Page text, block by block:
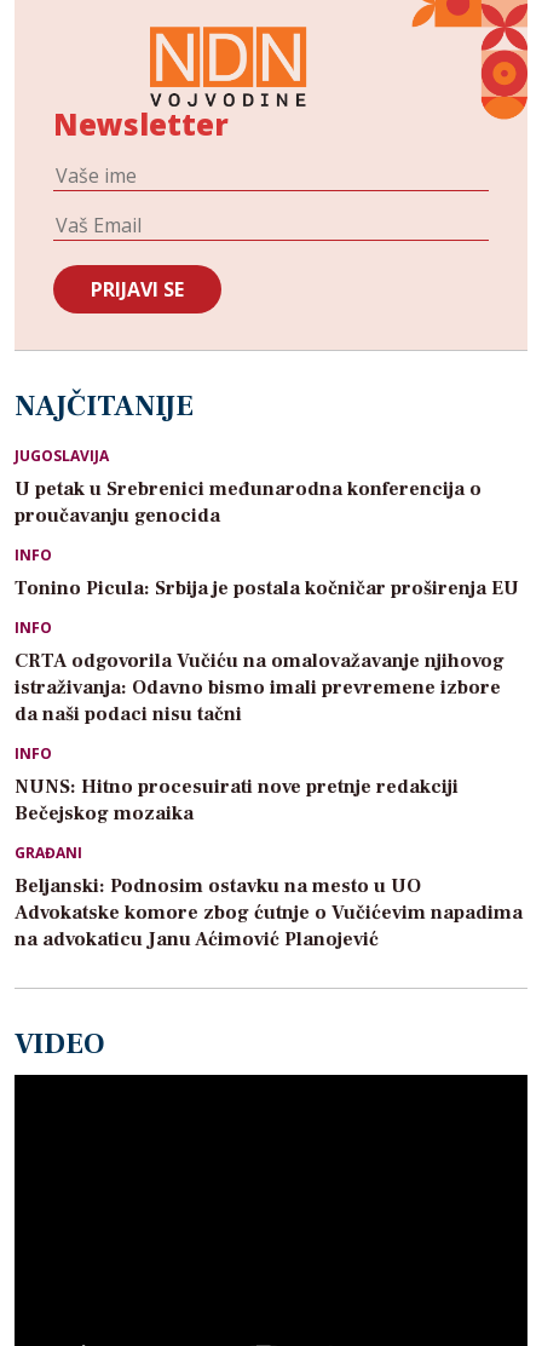
Newsletter
NAJČITANIJE
JUGOSLAVIJA
U petak u Srebrenici međunarodna konferencija o
proučavanju genocida
INFO
Tonino Picula: Srbija je postala kočničar proširenja EU
INFO
CRTA odgovorila Vučiću na omalovažavanje njihovog
istraživanja: Odavno bismo imali prevremene izbore
da naši podaci nisu tačni
INFO
NUNS: Hitno procesuirati nove pretnje redakciji
Bečejskog mozaika
GRAĐANI
Beljanski: Podnosim ostavku na mesto u UO
Advokatske komore zbog ćutnje o Vučićevim napadima
na advokaticu Janu Aćimović Planojević
VIDEO